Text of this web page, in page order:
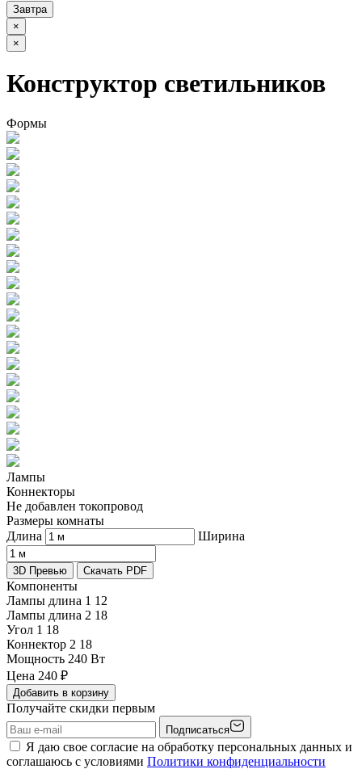
Завтра
×
×
Конструктор светильников
Формы
Лампы
Коннекторы
Не добавлен токопровод
Размеры комнаты
Длина
Ширина
3D Превью Скачать PDF
Компоненты
Лампы длина 1 12
Лампы длина 2 18
Угол 1 18
Коннектор 2 18
Мощность 240 Вт
Цена 240 ₽
Добавить в корзину
Получайте скидки первым
Подписаться
Я даю свое согласие на обработку персональных данных и
соглашаюсь с условиями Политики конфиденциальности